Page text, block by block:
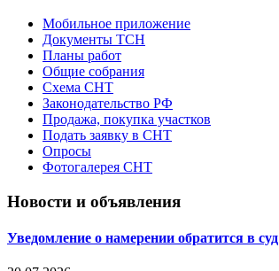
Мобильное приложение
Документы ТСН
Планы работ
Общие собрания
Схема СНТ
Законодательство РФ
Продажа, покупка участков
Подать заявку в СНТ
Опросы
Фотогалерея СНТ
Новости и объявления
Уведомление о намерении обратится в суд